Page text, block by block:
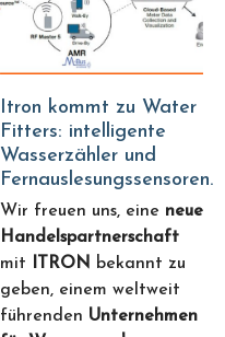
Itron kommt zu Water
Fitters: intelligente
Wasserzähler und
Fernauslesungssensoren.
Wir freuen uns, eine neue
Handelspartnerschaft
mit ITRON bekannt zu
geben, einem weltweit
führenden Unternehmen